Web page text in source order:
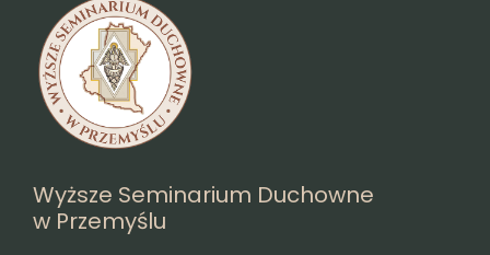
Wyższe Seminarium Duchowne
w Przemyślu